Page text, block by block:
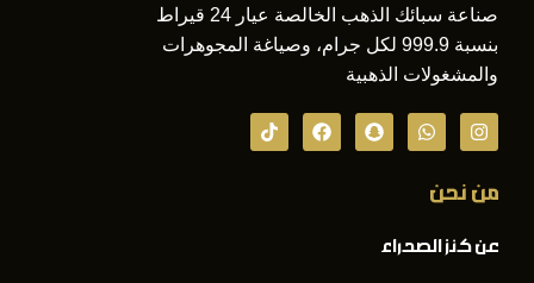
صناعة سبائك الذهب الخالصة عيار 24 قيراط
بنسبة 999.9 لكل جرام، وصياغة المجوهرات
والمشغولات الذهبية
من نحن
عن كنز الصحراء